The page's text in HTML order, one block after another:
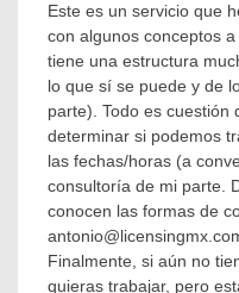
Este es un servicio que
con algunos conceptos
tiene una estructura
lo que sí se puede y de
parte). Todo es cuestión
determinar si podemos
las fechas/horas (a
consultoría de mi parte.
conocen las formas de
Finalmente, si aún no
quieras trabajar, pero